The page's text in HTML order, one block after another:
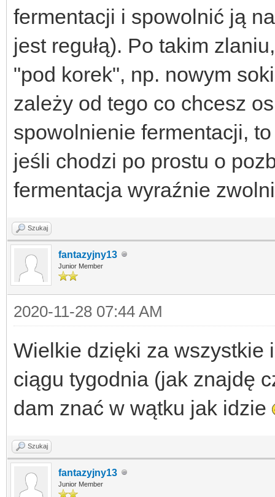
fermentacji i spowolnić ją
jest regułą). Po takim
"pod korek", np. nowym
zależy od tego co chcesz
spowolnienie fermentacji,
jeśli chodzi po prostu o
fermentacja wyraźnie
Szukaj
fantazyjny13
Junior Member
2020-11-28 07:44 AM
Wielkie dzięki za wszystkie
ciągu tygodnia (jak znajdę
dam znać w wątku jak idzie
Szukaj
fantazyjny13
Junior Member